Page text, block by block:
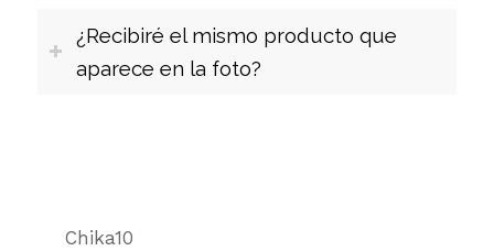
¿Recibiré el mismo producto que
aparece en la foto?
Chika10